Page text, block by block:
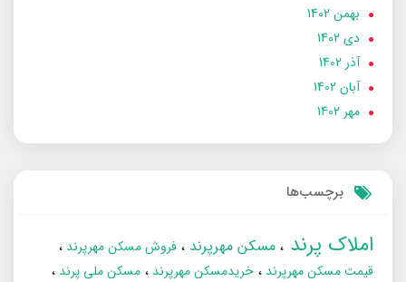
بهمن 1402
دی 1402
آذر 1402
آبان 1402
مهر 1402
برچسب‌ها
املاک پرند مسکن مهرپرند
فروش مسکن مهرپرند
قیمت مسکن مهرپرند
خریدمسکن مهرپرند
مسکن ملی پرند